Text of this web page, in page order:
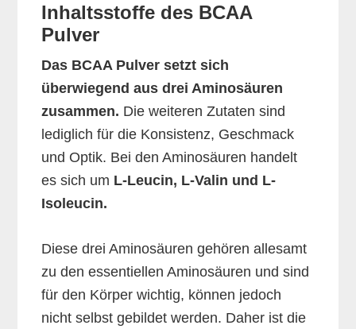
Inhaltsstoffe des BCAA
Pulver
Das BCAA Pulver setzt sich
überwiegend aus drei Aminosäuren
zusammen. Die weiteren Zutaten sind
lediglich für die Konsistenz, Geschmack
und Optik. Bei den Aminosäuren handelt
es sich um L-Leucin, L-Valin und L-
Isoleucin.
Diese drei Aminosäuren gehören allesamt
zu den essentiellen Aminosäuren und sind
für den Körper wichtig, können jedoch
nicht selbst gebildet werden. Daher ist die